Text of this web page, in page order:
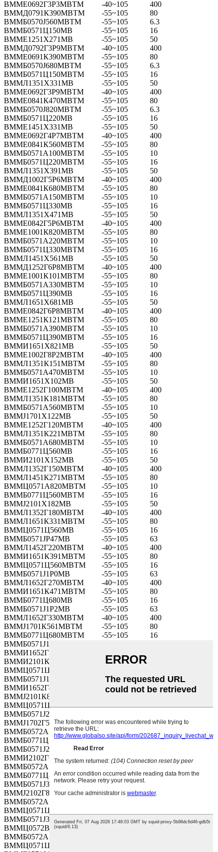
ВММЕ0692Г3Р3МВТМ
-40~105
400
ВММД0791К390МВТМ
-55~105
80
ВММБ0570Ј560МВТМ
-55~105
6.3
ВММБ0571Ц150МВ
-55~105
16
ВММЕ1251Х271МВ
-55~105
50
ВММД0792Г3Р9МВТМ
-40~105
400
ВММЕ0691К390МВТМ
-55~105
80
ВММБ0570Ј680МВТМ
-55~105
6.3
ВММБ0571Ц150МВТМ
-55~105
16
ВММЛ1351Х331МВ
-55~105
50
ВММЕ0692Г3Р9МВТМ
-40~105
400
ВММЕ0841К470МВТМ
-55~105
80
ВММБ0570Ј820МВТМ
-55~105
6.3
ВММБ0571Ц220МВ
-55~105
16
ВММЕ1451Х331МВ
-55~105
50
ВММЕ0692Г4Р7МВТМ
-40~105
400
ВММЕ0841К560МВТМ
-55~105
80
ВММБ0571А100МВТМ
-55~105
10
ВММБ0571Ц220МВТМ
-55~105
16
ВММЛ1351Х391МВ
-55~105
50
ВММД1002Г5Р6МВТМ
-40~105
400
ВММЕ0841К680МВТМ
-55~105
80
ВММБ0571А150МВТМ
-55~105
10
ВММБ0571Ц330МВ
-55~105
16
ВММЛ1351Х471МВ
-55~105
50
ВММЕ0842Г5Р6МВТМ
-40~105
400
ВММЕ1001К820МВТМ
-55~105
80
ВММБ0571А220МВТМ
-55~105
10
ВММБ0571Ц330МВТМ
-55~105
16
ВММЛ1451Х561МВ
-55~105
50
ВММД1252Г6Р8МВТМ
-40~105
400
ВММЕ1001К101МВТМ
-55~105
80
ВММБ0571А330МВТМ
-55~105
10
ВММБ0571Ц390МВ
-55~105
16
ВММЛ1651Х681МВ
-55~105
50
ВММЕ0842Г6Р8МВТМ
-40~105
400
ВММЕ1251К121МВТМ
-55~105
80
ВММБ0571А390МВТМ
-55~105
10
ВММБ0571Ц390МВТМ
-55~105
16
ВММИ1651Х821МВ
-55~105
50
ВММЕ1002Г8Р2МВТМ
-40~105
400
ВММЛ1351К151МВТМ
-55~105
80
ВММБ0571А470МВТМ
-55~105
10
ВММИ1651Х102МВ
-55~105
50
ВММЕ1252Г100МВТМ
-40~105
400
ВММЛ1351К181МВТМ
-55~105
80
ВММБ0571А560МВТМ
-55~105
10
ВММЈ1701Х122МВ
-55~105
50
ВММЕ1252Г120МВТМ
-40~105
400
ВММЛ1351К221МВТМ
-55~105
80
ВММБ0571А680МВТМ
-55~105
10
ВММБ0771Ц560МВ
-55~105
16
ВММИ2101Х152МВ
-55~105
50
ВММЛ1352Г150МВТМ
-40~105
400
ВММЛ1451К271МВТМ
-55~105
80
ВММЦ0571А820МВТМ
-55~105
10
ВММБ0771Ц560МВТМ
-55~105
16
ВММЈ2101Х182МВ
-55~105
50
ВММЛ1352Г180МВТМ
-40~105
400
ВММЛ1651К331МВТМ
-55~105
80
ВММЦ0571Ц560МВ
-55~105
16
ВММБ0571ЈР47МВ
-55~105
63
ВММЛ1452Г220МВТМ
-40~105
400
ВММИ1651К391МВТМ
-55~105
80
ВММЦ0571Ц560МВТМ
-55~105
16
ВММБ0571Ј1Р0МВ
-55~105
63
ВММЛ1652Г270МВТМ
-40~105
400
ВММИ1651К471МВТМ
-55~105
80
ВММБ0771Ц680МВ
-55~105
16
ВММБ0571Ј1Р2МВ
-55~105
63
ВММЛ1652Г330МВТМ
-40~105
400
ВММЈ1701К561МВТМ
-55~105
80
ВММБ0771Ц680МВТМ
-55~105
16
ВММБ0571Ј1Р5МВ
ВММИ1652Г390МВТМ
ВММИ2101К681МВТМ
-55~105
ВММЦ0571Ц680МВ
ВММБ0571Ј1Р8МВ
-55~105
63
ВММИ1652Г470МВТМ
-40~105
400
ВММЈ2101К821МВТМ
ВММЦ0571Ц680МВТМ
-55~105
16
ВММБ0571Ј2Р2МВ
ВММЈ1702Г560МВТМ
-40~105
400
ВММБ0572АР47МВТМ
-55~105
100
ВММБ0771Ц820МВ
-55~105
16
ВММБ0571Ј2Р7МВ
-55~105
ВММИ2102Г680МВТМ
-40~105
400
ВММБ0572А1Р0МВТМ
-55~105
ВММБ0771Ц820МВТМ
-55~105
16
ВММБ0571Ј3Р3МВ
-55~105
ВММЈ2102Г820МВТМ
-40~105
400
ВММБ0572А1Р2МВТМ
ВММЦ0571Ц820МВ
ВММБ0571Ј3Р9МВ
-55~105
63
ВММЦ0572В1Р0МВТМ
ВММБ0572А1Р5МВТМ
ВММЦ0571Ц820МВТМ